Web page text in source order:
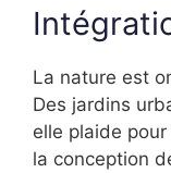
La nature est
Des jardins
elle plaide
la conception